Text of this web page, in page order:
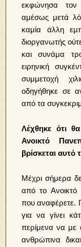
εκφώνησα τον
αμέσως μετά
καμία άλλη
διοργανωτής
και συνάμα
ειρηνική
συμμετοχή
οδηγήθηκε σε
από τα
Λέχθηκε ότι
Ανοικτό
βρίσκεται αυτό
Μέχρι σήμερα
από το Ανοικτό
που αναφέρετε.
για να γίνει
περίμενα να με
ανθρώπινα